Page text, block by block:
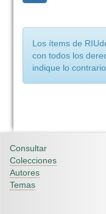
Los ítems de
con todos los
indique lo contrario.
Consultar
Colecciones
Autores
Temas